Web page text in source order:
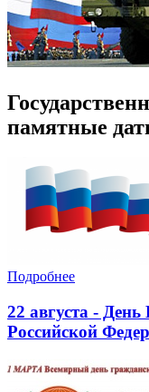
памятные
Подробнее
22 августа - День
Российской